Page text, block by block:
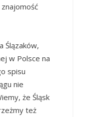
Ślązaków,
w Polsce na
spisu
nie
że Śląsk
też